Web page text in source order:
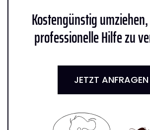
Kostengünstig
professionelle Hilfe zu
JETZT ANFRAGEN